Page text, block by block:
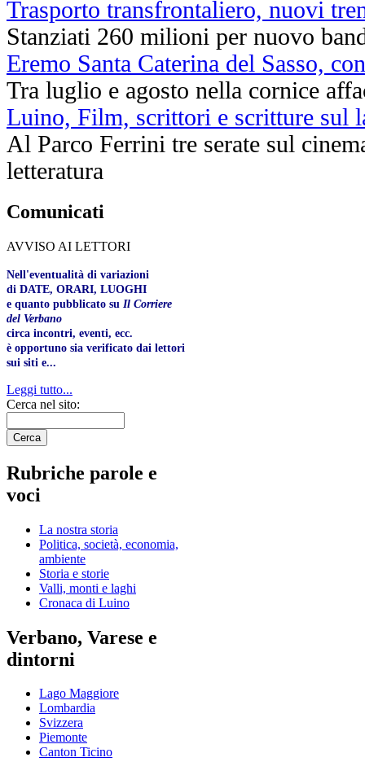
Trasporto transfrontaliero, nuovi
Stanziati 260 milioni per nuovo
Eremo Santa Caterina del Sasso,
Tra luglio e agosto nella cornice
Luino, Film, scrittori e scritture sul
Al Parco Ferrini tre serate sul
letteratura
Comunicati
AVVISO AI LETTORI
Nell'eventualità di variazioni
di DATE, ORARI, LUOGHI
e quanto pubblicato su Il Corriere
del Verbano
circa incontri, eventi, ecc.
è opportuno sia verificato dai lettori
sui siti e...
Leggi tutto...
Cerca nel sito:
Rubriche parole e
voci
La nostra storia
Politica, società, economia,
ambiente
Storia e storie
Valli, monti e laghi
Cronaca di Luino
Verbano, Varese e
dintorni
Lago Maggiore
Lombardia
Svizzera
Piemonte
Canton Ticino